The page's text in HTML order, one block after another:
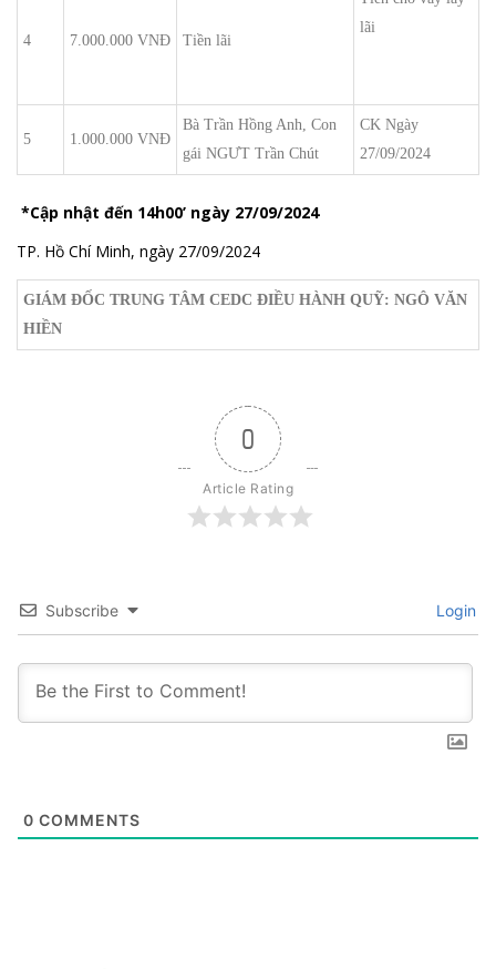
4 7.000.000 VNĐ Tiền lãi
lãi
5 1.000.000 VNĐ
Bà Trần Hồng Anh, Con
gái NGƯT Trần Chút
CK Ngày
27/09/2024
*Cập nhật đến 14h00’ ngày 27/09/2024
TP. Hồ Chí Minh, ngày 27/09/2024
GIÁM ĐỐC TRUNG TÂM CEDC ĐIỀU HÀNH QUỸ: NGÔ VĂN
HIỀN
0
Article Rating
Subscribe Login
0 COMMENTS